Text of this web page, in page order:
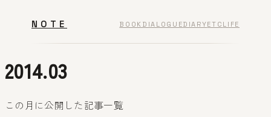
NOTE BOOK DIALOGUEDIARYETC LIFE
2014.03
この月に公開した記事一覧